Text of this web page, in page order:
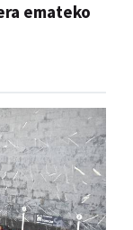
emateko